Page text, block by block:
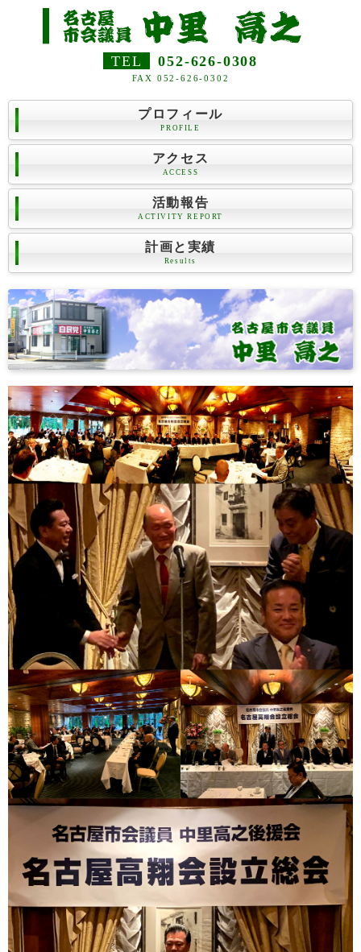
TEL 052-626-0308
FAX 052-626-0302
プロフィール
PROFILE
アクセス
ACCESS
活動報告
ACTIVITY REPORT
計画と実績
Results